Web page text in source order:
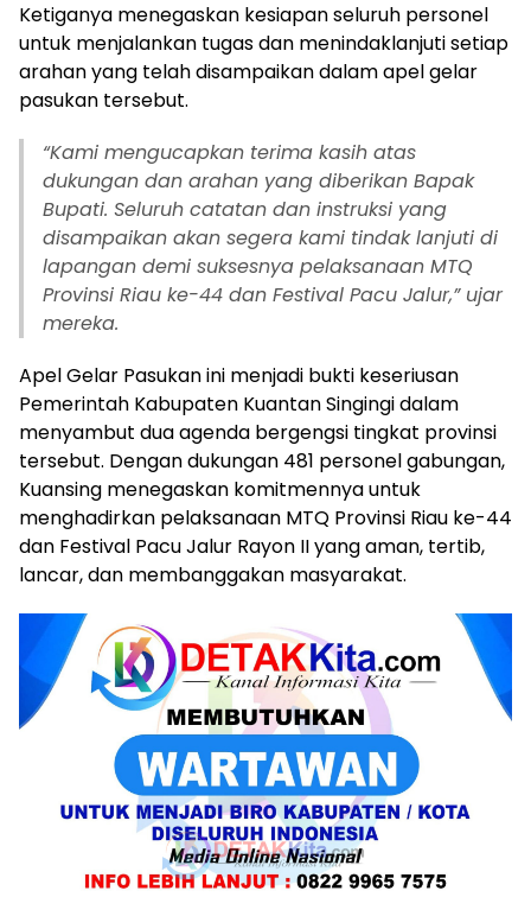
Ketiganya menegaskan kesiapan seluruh personel
untuk menjalankan tugas dan menindaklanjuti setiap
arahan yang telah disampaikan dalam apel gelar
pasukan tersebut.
“Kami mengucapkan terima kasih atas
dukungan dan arahan yang diberikan Bapak
Bupati. Seluruh catatan dan instruksi yang
disampaikan akan segera kami tindak lanjuti di
lapangan demi suksesnya pelaksanaan MTQ
Provinsi Riau ke-44 dan Festival Pacu Jalur,” ujar
mereka.
Apel Gelar Pasukan ini menjadi bukti keseriusan
Pemerintah Kabupaten Kuantan Singingi dalam
menyambut dua agenda bergengsi tingkat provinsi
tersebut. Dengan dukungan 481 personel gabungan,
Kuansing menegaskan komitmennya untuk
menghadirkan pelaksanaan MTQ Provinsi Riau ke-44
dan Festival Pacu Jalur Rayon II yang aman, tertib,
lancar, dan membanggakan masyarakat.